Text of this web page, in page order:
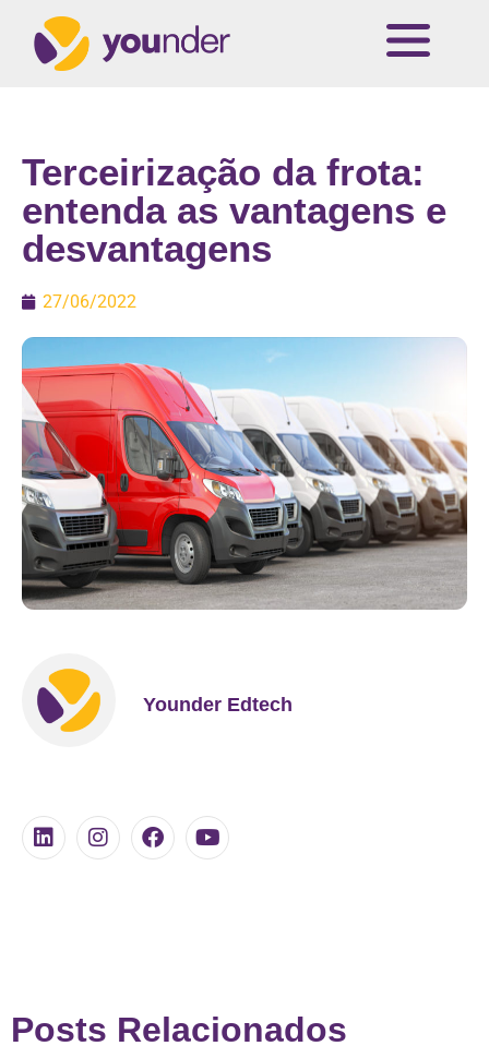
Terceirização da frota:
entenda as vantagens e
desvantagens
27/06/2022
Younder Edtech
Posts Relacionados